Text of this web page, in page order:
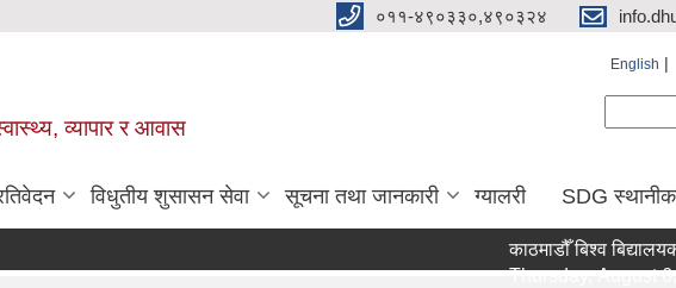
०११-४९०३३०,४९०३२४
व्यापार र आवास
English
विधुतीय शुसासन सेवा सूचना तथा जानकारी ग्यालरी SDG
काठमाडौँ बिश्व
Thursday, August 6,